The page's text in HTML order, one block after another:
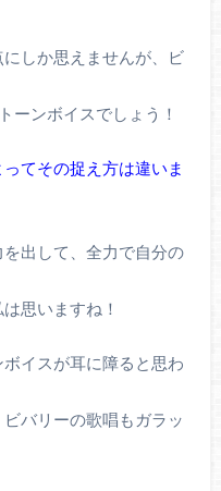
しか思えませんが、ビ
ーンボイスでしょう！
てその捉え方は違いま
出して、全力で自分の
思いますね！
イスが耳に障ると思わ
バリーの歌唱もガラッ